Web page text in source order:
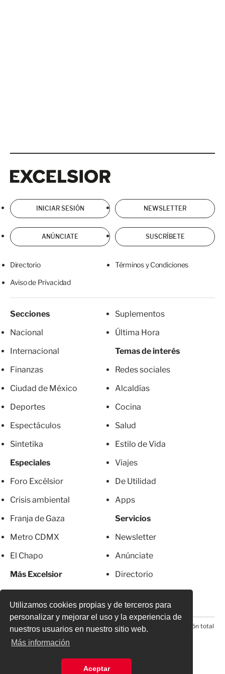
Utilizamos cookies propias y de terceros para
personalizar y mejorar el uso y la experiencia de
nuestros usuarios en nuestro sitio web.
Más información
Aceptar
INICIAR SESIÓN NEWSLETTER
ANÚNCIATE SUSCRÍBETE
Directorio Términos y Condiciones
Aviso de Privacidad
Secciones
Nacional
Internacional
Finanzas
Ciudad de México
Deportes
Espectáculos
Sintetika
Especiales
Foro Excélsior
Crisis ambiental
Franja de Gaza
Metro CDMX
El Chapo
Más Excelsior
Suplementos
Última Hora
Temas de interés
Redes sociales
Alcaldías
Cocina
Salud
Estilo de Vida
Viajes
De Utilidad
Apps
Servicios
Newsletter
Anúnciate
Directorio
© 2026 Todos los derechos reservados. Prohibida la reproducción total
o parcial, incluyendo cualquier medio electrónico*